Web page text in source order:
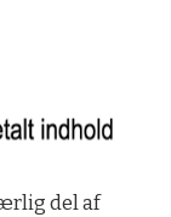
del af